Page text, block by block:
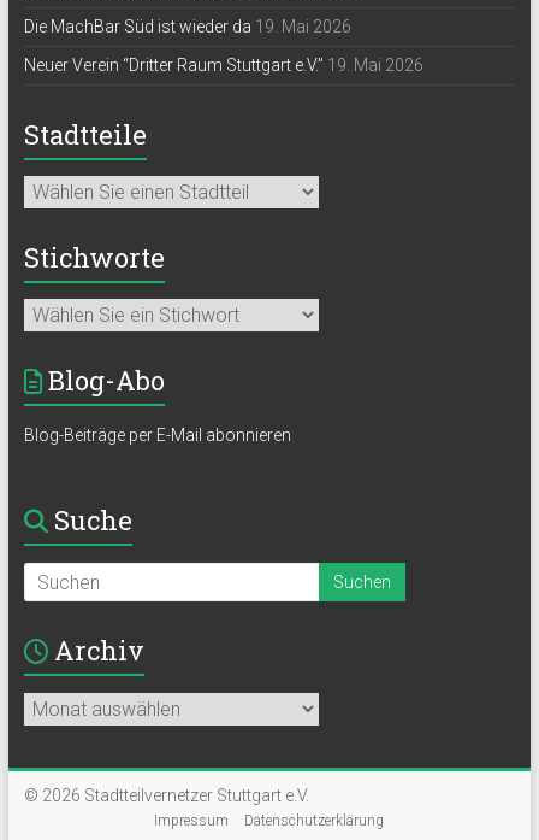
Die MachBar Süd ist wieder da 19. Mai 2026
Neuer Verein “Dritter Raum Stuttgart e.V.” 19. Mai 2026
Stadtteile
Stichworte
Blog-Abo
Blog-Beiträge per E-Mail abonnieren
Suche
Archiv
Archiv
© 2026 Stadtteilvernetzer Stuttgart e.V.
Impressum Datenschutzerklärung